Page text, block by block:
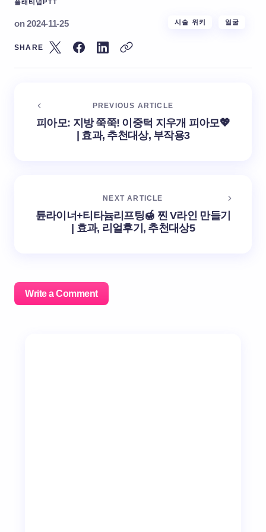
플래티넘PTT
on 2024-11-25 시술 위키 얼굴
SHARE
PREVIOUS ARTICLE
피아모: 지방 쭉쭉! 이중턱 지우개 피아모💖
| 효과, 추천대상, 부작용3
NEXT ARTICLE
튠라이너+티타늄리프팅🍯 찐 V라인 만들기
| 효과, 리얼후기, 추천대상5
Write a Comment